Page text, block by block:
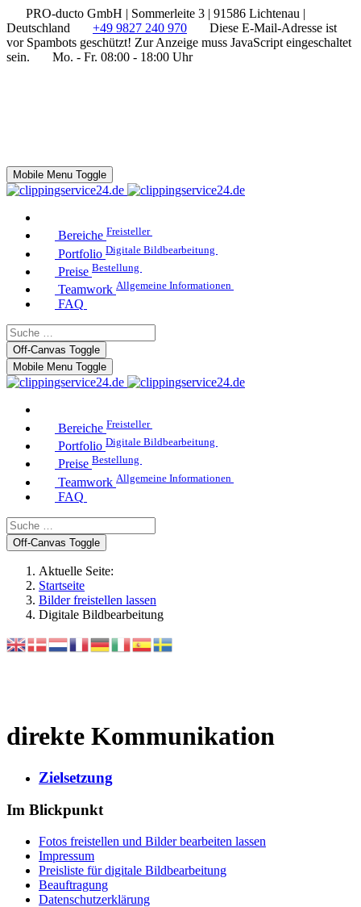
PRO-ducto GmbH | Sommerleite 3 | 91586 Lichtenau |
Deutschland
+49 9827 240 970
Diese E-Mail-Adresse ist
vor Spambots geschützt! Zur Anzeige muss JavaScript eingeschaltet
sein.
Mo. - Fr. 08:00 - 18:00 Uhr
Mobile Menu Toggle
Bereiche Freisteller
Portfolio Digitale Bildbearbeitung
Preise Bestellung
Teamwork Allgemeine Informationen
FAQ
Off-Canvas Toggle
Mobile Menu Toggle
Bereiche Freisteller
Portfolio Digitale Bildbearbeitung
Preise Bestellung
Teamwork Allgemeine Informationen
FAQ
Off-Canvas Toggle
Aktuelle Seite:
Startseite
Bilder freistellen lassen
Digitale Bildbearbeitung
direkte Kommunikation
Zielsetzung
Im Blickpunkt
Fotos freistellen und Bilder bearbeiten lassen
Impressum
Preisliste für digitale Bildbearbeitung
Beauftragung
Datenschutzerklärung